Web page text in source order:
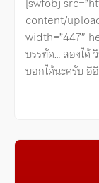
content/
width=”447″
บรรทัด… ลองได้
บอกได้นะครับ อิอิ